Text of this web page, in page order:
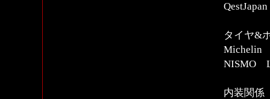
タイヤ&
Michelin
NISMO
内装関係